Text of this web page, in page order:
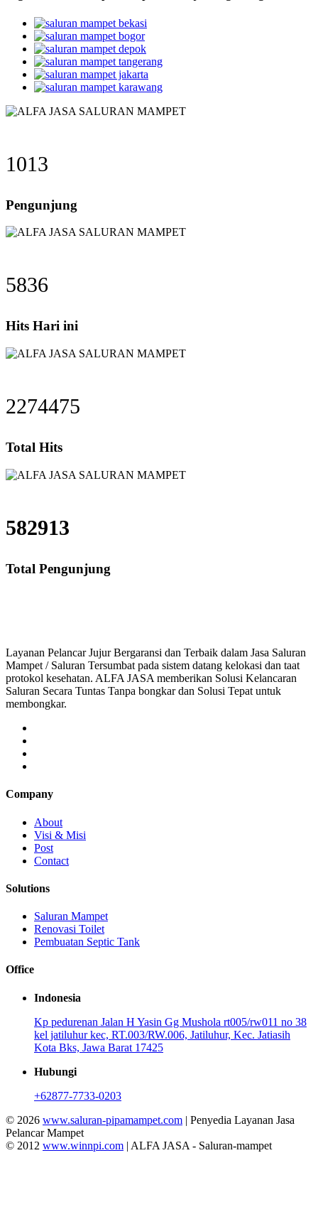
1013
Pengunjung
5836
Hits Hari ini
2274475
Total Hits
582913
Total Pengunjung
Layanan Pelancar Jujur Bergaransi dan Terbaik dalam Jasa Saluran
Mampet / Saluran Tersumbat pada sistem datang kelokasi dan taat
protokol kesehatan. ALFA JASA memberikan Solusi Kelancaran
Saluran Secara Tuntas Tanpa bongkar dan Solusi Tepat untuk
membongkar.
Company
About
Visi & Misi
Post
Contact
Solutions
Saluran Mampet
Renovasi Toilet
Pembuatan Septic Tank
Office
Indonesia
Kp pedurenan Jalan H Yasin Gg Mushola rt005/rw011 no 38
kel jatiluhur kec, RT.003/RW.006, Jatiluhur, Kec. Jatiasih
Kota Bks, Jawa Barat 17425
Hubungi
+62877-7733-0203
© 2026 www.saluran-pipamampet.com | Penyedia Layanan Jasa
Pelancar Mampet
© 2012 www.winnpi.com | ALFA JASA - Saluran-mampet